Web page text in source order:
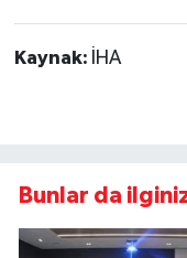
Kaynak: İHA
Bunlar da